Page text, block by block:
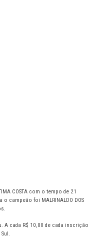
COSTA com o tempo de 21
campeão foi MALRINALDO DOS
A cada R$ 10,00 de cada inscrição